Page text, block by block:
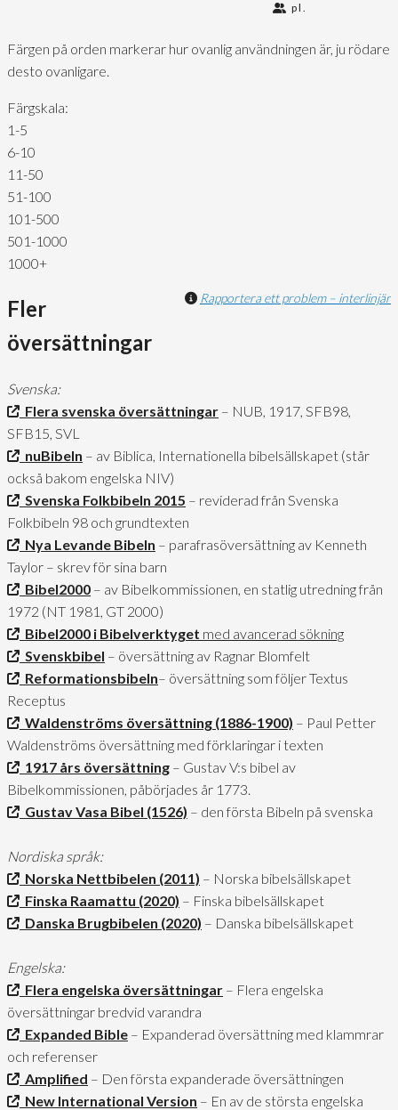
pl.
Färgen på orden markerar hur ovanlig användningen är, ju rödare
desto ovanligare.
Färgskala:
1-5
6-10
11-50
51-100
101-500
501-1000
1000+
Rapportera ett problem – interlinjär
Fler
översättningar
Svenska:
Flera svenska översättningar – NUB, 1917, SFB98,
SFB15, SVL
nuBibeln – av Biblica, Internationella bibelsällskapet (står
också bakom engelska NIV)
Svenska Folkbibeln 2015 – reviderad från Svenska
Folkbibeln 98 och grundtexten
Nya Levande Bibeln – parafrasöversättning av Kenneth
Taylor – skrev för sina barn
Bibel2000 – av Bibelkommissionen, en statlig utredning från
1972 (NT 1981, GT 2000)
Bibel2000 i Bibelverktyget med avancerad sökning
Svenskbibel – översättning av Ragnar Blomfelt
Reformationsbibeln– översättning som följer Textus
Receptus
Waldenströms översättning (1886-1900) – Paul Petter
Waldenströms översättning med förklaringar i texten
1917 års översättning – Gustav V:s bibel av
Bibelkommissionen, påbörjades år 1773.
Gustav Vasa Bibel (1526) – den första Bibeln på svenska
Nordiska språk:
Norska Nettbibelen (2011) – Norska bibelsällskapet
Finska Raamattu (2020) – Finska bibelsällskapet
Danska Brugbibelen (2020) – Danska bibelsällskapet
Engelska:
Flera engelska översättningar – Flera engelska
översättningar bredvid varandra
Expanded Bible – Expanderad översättning med klammrar
och referenser
Amplified – Den första expanderade översättningen
New International Version – En av de största engelska